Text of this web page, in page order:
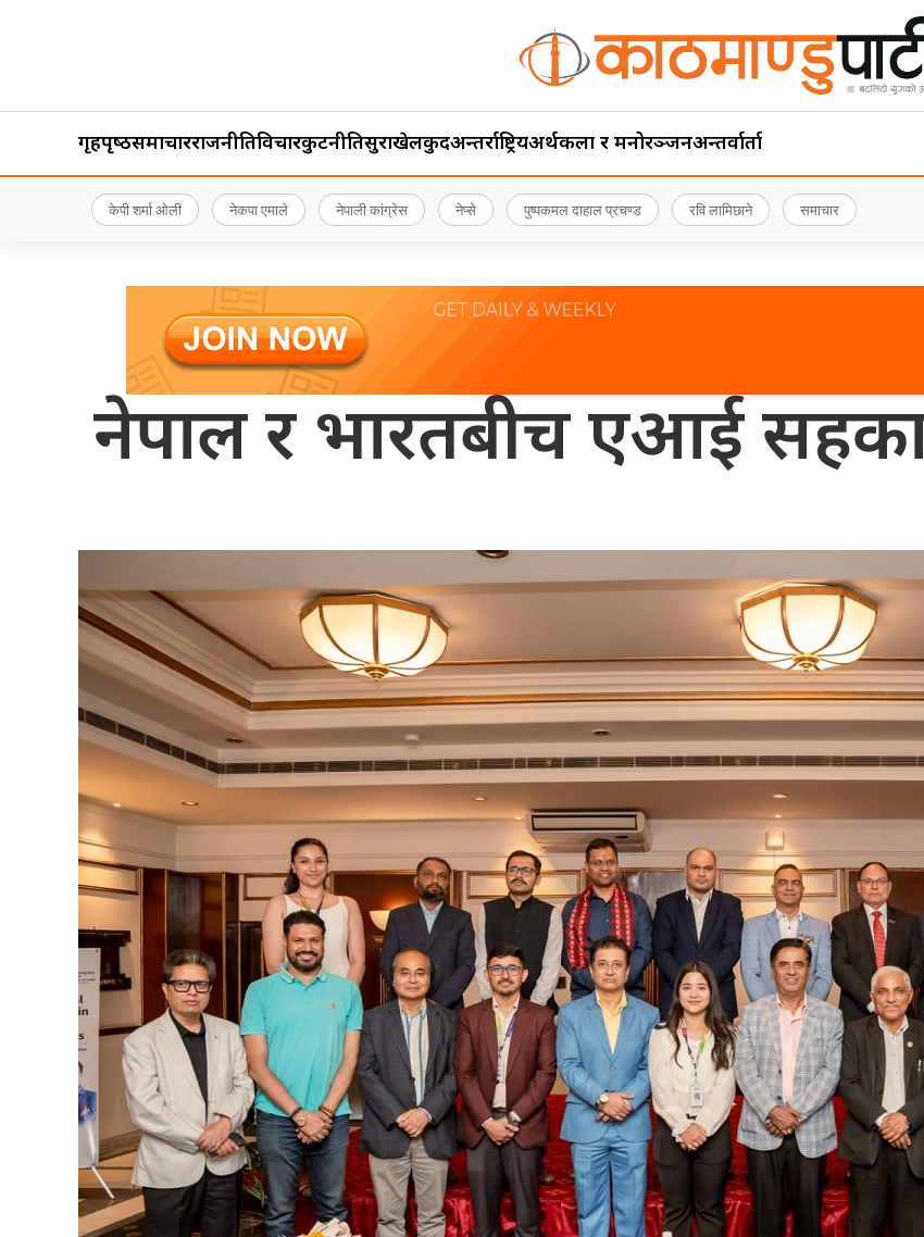
गृहपृष्‍ठसमाचारराजनीतिविचारकुटनीतिसुरक्षाखेलकुदअन्तर्राष्ट्रियअर्थकला र मनोरञ्जनअन्तर्वार्ता
केपी शर्मा ओली नेकपा एमाले नेपाली कांग्रेस नेप्से पुष्पकमल दाहाल प्रचण्ड रवि लामिछाने समाचार
नेपाल र भारतबीच एआई